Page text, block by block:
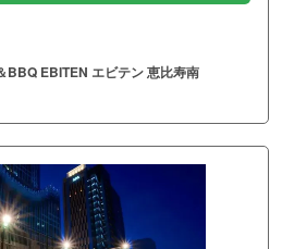
BBQ EBITEN エビテン 恵比寿南